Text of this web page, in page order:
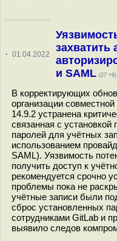
· 01.04.2022
захватить
и SAML (27 +9)
В корректирующих
организации
14.9.2 устранена
связанная с
паролей для учётных
использованием
SAML). Уязвимость
получить доступ к
рекомендуется срочно
проблемы пока не
учётные записи были
сброс установленных
сотрудниками GitLab и
выявило следов